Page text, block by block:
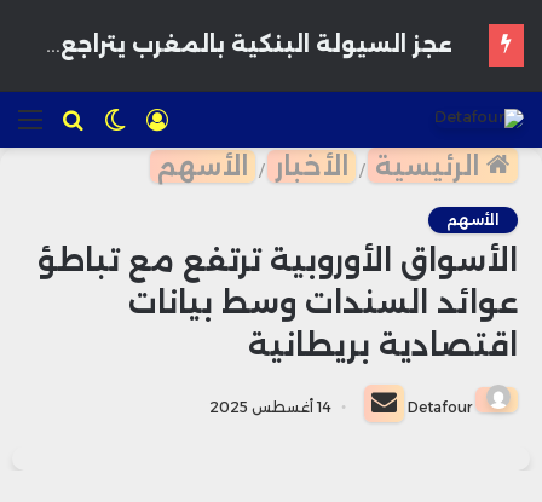
للبحث الوضع
المظلم
تسجيل
الدخول
الرئيسية / الأخبار / الأسهم
الأسهم
الأسواق الأوروبية ترتفع مع تباطؤ
عوائد السندات وسط بيانات
اقتصادية بريطانية
Detafour
أرسل
بريدا
14 أغسطس 2025